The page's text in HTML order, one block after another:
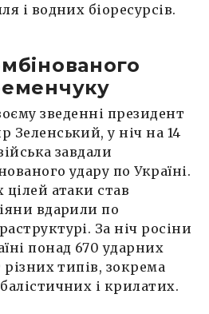
і водних біоресурсів.
зведенні президент
Зеленський, у ніч на 14
завдали
удару по Україні.
атаки став
вдарили по
За ніч росіни
понад 670 ударних
різних типів, зокрема
і крилатих.